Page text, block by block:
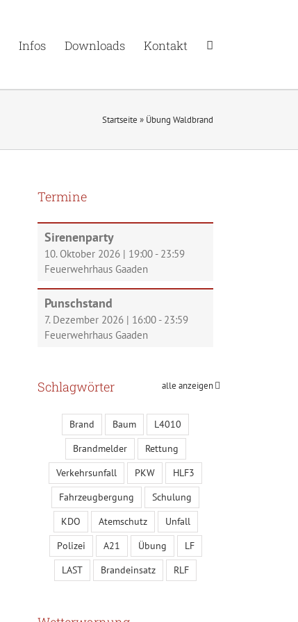
Infos Downloads Kontakt
Startseite » Übung Waldbrand
Termine
Sirenenparty
10. Oktober 2026 | 19:00 - 23:59
Feuerwehrhaus Gaaden
Punschstand
7. Dezember 2026 | 16:00 - 23:59
Feuerwehrhaus Gaaden
alle anzeigen
Schlagwörter
Brand Baum
L4010
Brandmelder
Rettung
Verkehrsunfall
PKW
HLF3
Fahrzeugbergung
Schulung
KDO
Atemschutz
Unfall
Polizei
A21 Übung
LF
LAST
Brandeinsatz RLF